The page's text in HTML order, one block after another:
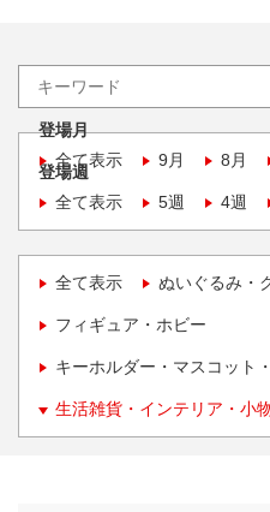
登場月
全て表示
9月 8月
登場週
全て表示
5週 4週
全て表示 ぬいぐるみ・
フィギュア・ホビー
キーホルダー・マスコット
生活雑貨・インテリア・小